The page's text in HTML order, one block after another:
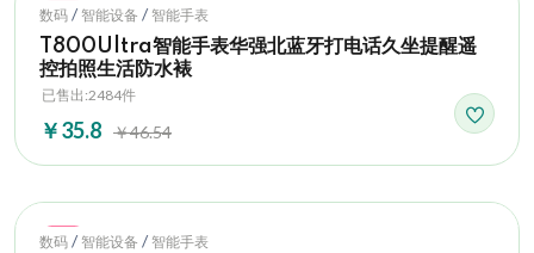
Hot
数码 / 智能设备 / 智能手表
T800Ultra智能手表华强北蓝牙打电话久坐提醒遥
控拍照生活防水裱
已售出:2484件
￥35.8 ￥46.54
Hot
数码 / 智能设备 / 智能手表